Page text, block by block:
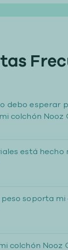
debo esperar
colchón Nooz
está hecho
soporta mi
colchón Nooz